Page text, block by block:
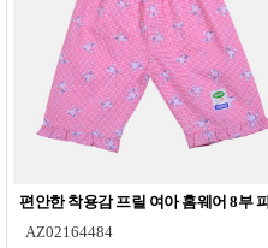
편안한 착용감 프릴 여아 홈웨어 8부
AZ02164484